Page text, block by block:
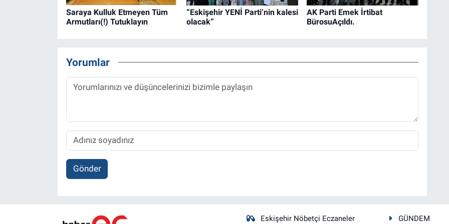
Saraya Kulluk Etmeyen Tüm
Armutları(!) Tutuklayın
“Eskişehir YENİ Parti’nin kalesi
olacak”
AK Parti Emek İrtibat
BürosuAçıldı.
Yorumlar
Gönder
Eskişehir Nöbetçi Eczaneler GÜNDEM